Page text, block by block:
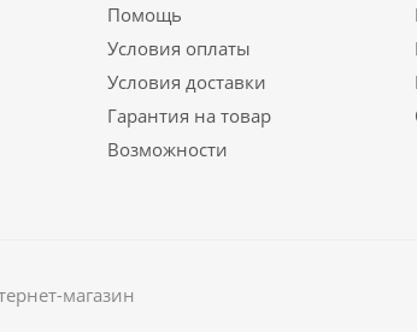
Помощь
Условия оплаты
Условия доставки
Гарантия на товар
Возможности
магазин